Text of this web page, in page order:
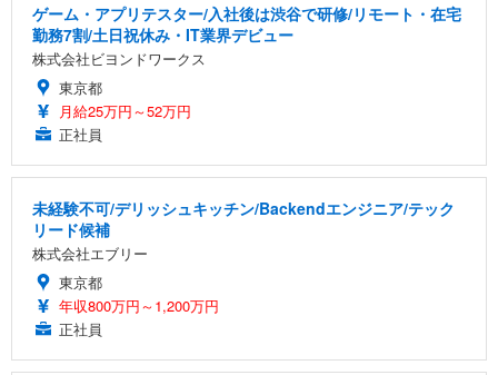
ゲーム・アプリテスター/入社後は渋谷で研修/リモート・在宅
勤務7割/土日祝休み・IT業界デビュー
株式会社ビヨンドワークス
東京都
月給25万円～52万円
正社員
未経験不可/デリッシュキッチン/Backendエンジニア/テック
リード候補
株式会社エブリー
東京都
年収800万円～1,200万円
正社員